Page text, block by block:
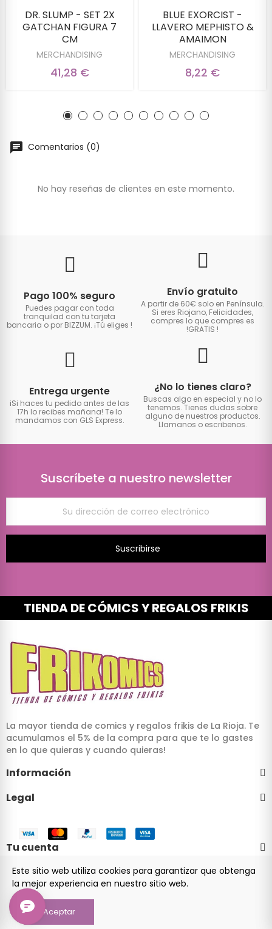
DR. SLUMP - SET 2X
GATCHAN FIGURA 7
CM
MERCHANDISING
41,28 €
BLUE EXORCIST -
LLAVERO MEPHISTO &
AMAIMON
MERCHANDISING
8,22 €
Comentarios (0)
No hay reseñas de clientes en este momento.
Pago 100% seguro
Puedes pagar con toda
tranquilad con tu tarjeta
bancaria o por BIZZUM. ¡Tú eliges !
Envío gratuito
A partir de 60€ solo en Península.
Si eres Riojano, Felicidades,
compres lo que compres es
!GRATIS !
Entrega urgente
iSi haces tu pedido antes de las
17h lo recibes mañana! Te lo
mandamos con GLS Express.
¿No lo tienes claro?
Buscas algo en especial y no lo
tenemos. Tienes dudas sobre
alguno de nuestros productos.
Llamanos o escribenos.
Suscríbete a nuestro newsletter
Suscribirse
TIENDA DE CÓMICS Y REGALOS FRIKIS
La mayor tienda de comics y regalos frikis de La Rioja. Te
acumulamos el 5% de la compra para que te lo gastes
en lo que quieras y cuando quieras!
Información
Legal
Tu cuenta
© 2024 Frikomics.com - Tienda de cómics y regalos frikis
Este sitio web utiliza cookies para garantizar que obtenga
la mejor experiencia en nuestro sitio web.
Aceptar